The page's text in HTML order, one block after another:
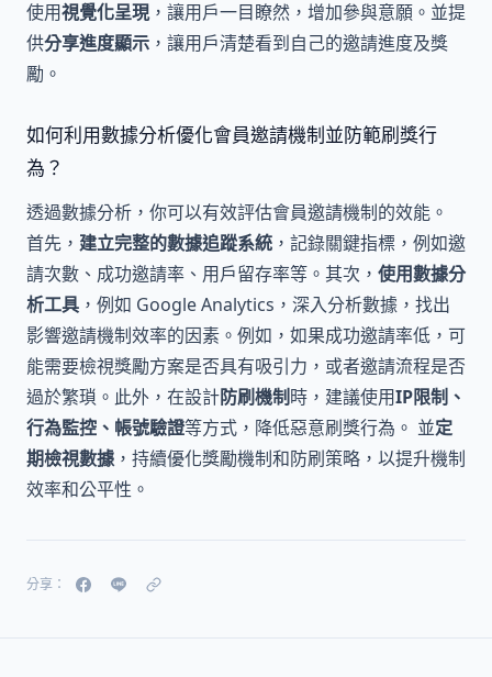
使用視覺化呈現，讓用戶一目瞭然，增加參與意願。並提
供分享進度顯示 ，讓用戶清楚看到自己的邀請進度及獎
勵。
如何利用數據分析優化會員邀請機制並防範刷獎行
為？
透過數據分析，你可以有效評估會員邀請機制的效能。
首先， 建立完整的數據追蹤系統 ，記錄關鍵指標，例如邀
請次數、成功邀請率、用戶留存率等。其次， 使用數據分
析工具 ，例如 Google Analytics，深入分析數據，找出
影響邀請機制效率的因素。例如，如果成功邀請率低，可
能需要檢視獎勵方案是否具有吸引力，或者邀請流程是否
過於繁瑣。此外，在設計防刷機制時，建議使用IP限制、
行為監控、帳號驗證等方式，降低惡意刷獎行為。 並定
期檢視數據 ，持續優化獎勵機制和防刷策略，以提升機制
效率和公平性。
分享：